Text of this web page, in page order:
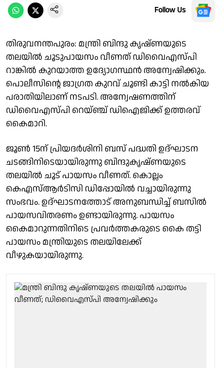
Follow Us
തിരുവനന്തപുരം: മന്ത്രി ബിന്ദു കൃഷ്ണയുടെ
തലയിൽ ചൂടുപായസം വീണത് ഡിവൈഎസ്പി
റാങ്കിൽ കുറയാത്ത ഉദ്യോഗസ്ഥൻ അന്വേഷിക്കും.
പൊലീസിൻ്റെ ജാഗ്രത കുറവ് ചൂണ്ടി കാട്ടി നൽകിയ
പരാതിയിലാണ് നടപടി. അന്വേഷണത്തിന്
ഡിവൈഎസ്പി റെയ്ഞ്ച് ഡിഐജിക്ക് ഉത്തരവ്
കൈമാറി.
ജൂൺ 15ന് പ്രിയദർശിനി ബസ് പദ്ധതി ഉദ്ഘാടന
ചടങ്ങിനിടെയായിരുന്നു ബിന്ദുകൃഷ്ണയുടെ
തലയിൽ ചൂട് പായസം വീണത്. കൊല്ലം
കെഎസ്ആർടിസി ഡിപ്പോയിൽ വച്ചായിരുന്നു
സംഭവം. ഉദ്ഘാടനത്തോട് അനുബന്ധിച്ച് ബസിൽ
പായസവിതരണം ഉണ്ടായിരുന്നു. പായസം
കൈമാറുന്നതിനിടെ പ്രവർത്തകരുടെ കൈ തട്ടി
പായസം മന്ത്രിയുടെ തലയിലേക്ക്
വീഴുകയായിരുന്നു.